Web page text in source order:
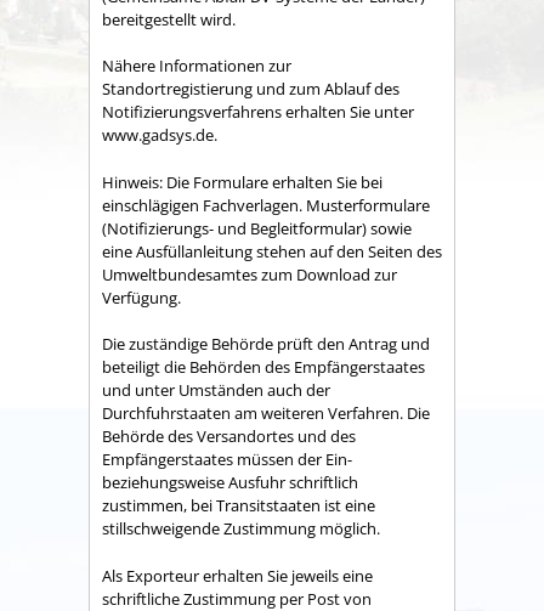
bereitgestellt wird.
Nähere Informationen zur
Standortregistierung und zum Ablauf des
Notifizierungsverfahrens erhalten Sie unter
www.gadsys.de.
Hinweis: Die Formulare erhalten Sie bei
einschlägigen Fachverlagen. Musterformulare
(Notifizierungs- und Begleitformular) sowie
eine Ausfüllanleitung stehen auf den Seiten des
Umweltbundesamtes zum Download zur
Verfügung.
Die zuständige Behörde prüft den Antrag und
beteiligt die Behörden des Empfängerstaates
und unter Umständen auch der
Durchfuhrstaaten am weiteren Verfahren. Die
Behörde des Versandortes und des
Empfängerstaates müssen der Ein-
beziehungsweise Ausfuhr schriftlich
zustimmen, bei Transitstaaten ist eine
stillschweigende Zustimmung möglich.
Als Exporteur erhalten Sie jeweils eine
schriftliche Zustimmung per Post von